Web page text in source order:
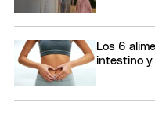
Los 6
intestino y